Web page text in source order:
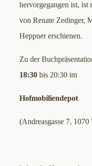
hervorgegangen ist, ist
von Renate Zedinger,
Heppner erschienen.
Zu der
18:30 bis 20:30 im
Hofmobiliendepot
(Andreasgasse 7, 1070